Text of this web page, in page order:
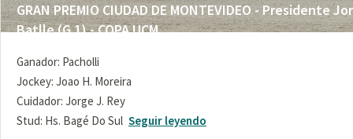
GRAN PREMIO CIUDAD DE MONTEVIDEO - Presidente
Batlle (G 1) - COPA UCM
Ganador: Pacholli
Jockey: Joao H. Moreira
Cuidador: Jorge J. Rey
Stud: Hs. Bagé Do Sul Seguir leyendo